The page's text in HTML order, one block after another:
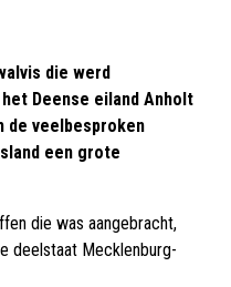
die werd
Deense eiland Anholt
de veelbesproken
een grote
die was aangebracht,
deelstaat Mecklenburg-